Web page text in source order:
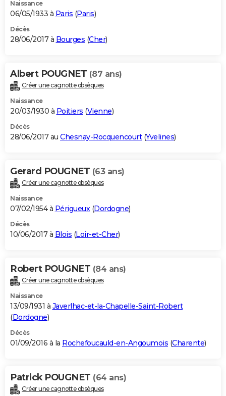
Naissance
06/05/1933 à Paris (Paris)
Décès
28/06/2017 à Bourges (Cher)
Albert POUGNET (87 ans)
Créer une cagnotte obsèques
Naissance
20/03/1930 à Poitiers (Vienne)
Décès
28/06/2017 au Chesnay-Rocquencourt(Yvelines)
Gerard POUGNET (63 ans)
Créer une cagnotte obsèques
Naissance
07/02/1954 à Périgueux(Dordogne)
Décès
10/06/2017 à Blois (Loir-et-Cher)
Robert POUGNET (84 ans)
Créer une cagnotte obsèques
Naissance
13/09/1931 à Javerlhac-et-la-Chapelle-Saint-Robert
(Dordogne)
Décès
01/09/2016 à la Rochefoucauld-en-Angoumois (Charente)
Patrick POUGNET (64 ans)
Créer une cagnotte obsèques